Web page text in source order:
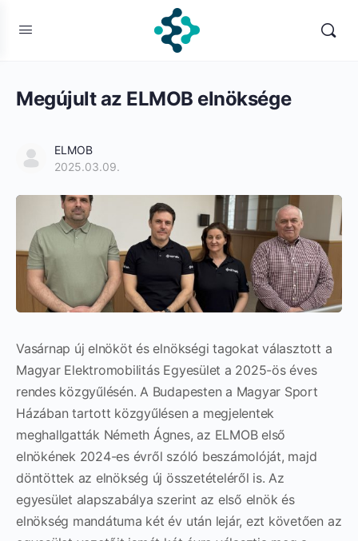
Megújult az ELMOB elnöksége
ELMOB
2025.03.09.
Vasárnap új elnököt és elnökségi tagokat választott a
Magyar Elektromobilitás Egyesület a 2025-ös éves
rendes közgyűlésén. A Budapesten a Magyar Sport
Házában tartott közgyűlésen a megjelentek
meghallgatták Németh Ágnes, az ELMOB első
elnökének 2024-es évről szóló beszámolóját, majd
döntöttek az elnökség új összetételéről is. Az
egyesület alapszabálya szerint az első elnök és
elnökség mandátuma két év után lejár, ezt követően az